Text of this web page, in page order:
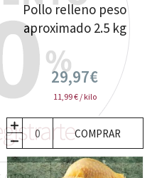
Pollo relleno peso
aproximado 2.5 kg
29,97€
11,99 € / kilo
COMPRAR